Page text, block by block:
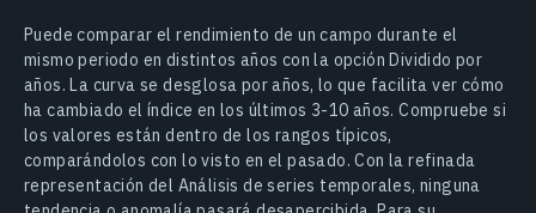
Puede comparar el rendimiento de un campo durante el
mismo periodo en distintos años con la opción Dividido por
años. La curva se desglosa por años, lo que facilita ver cómo
ha cambiado el índice en los últimos 3-10 años. Compruebe si
los valores están dentro de los rangos típicos,
comparándolos con lo visto en el pasado. Con la refinada
representación del Análisis de series temporales, ninguna